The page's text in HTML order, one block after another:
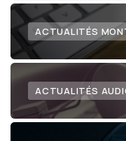
ACTUALITÉS
ACTUALITÉS